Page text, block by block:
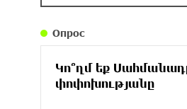
Опрос
Կո՞ղմ եք
փոփոխությանը